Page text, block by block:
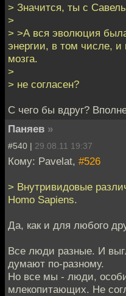
> Значится, ты с
>
> >А вся эволюция
энергии, в том числе, и
мозга.
>
> не согласен?
С чего бы вдруг?
Паняев »
#540 | 29.08.11 19:37
Кому: Pavelat, #526
> Внутривидовые
Homo Sapiens.
Да, как и для любого
Все люди разные. И
думают по-разному.
Но все мы - люди,
млекопитающих. Не